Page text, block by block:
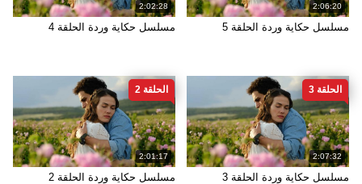
2:06:20
مسلسل حكاية وردة الحلقة 5
2:02:28
مسلسل حكاية وردة الحلقة 4
2:07:32
الحلقة 3
مسلسل حكاية وردة الحلقة 3
2:01:17
الحلقة 2
مسلسل حكاية وردة الحلقة 2